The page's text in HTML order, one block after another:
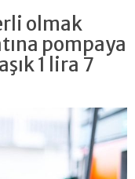
olmak
pompaya
1 lira 7